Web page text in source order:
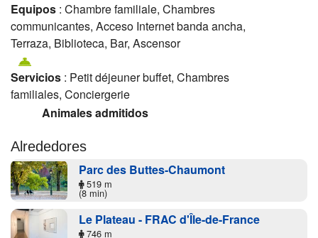
Equipos : Chambre familiale, Chambres
communicantes, Acceso Internet banda ancha,
Terraza, Biblioteca, Bar, Ascensor
Servicios : Petit déjeuner buffet, Chambres
familiales, Conciergerie
Animales admitidos
Alrededores
Parc des Buttes-Chaumont
519 m
(8 min)
Le Plateau - FRAC d'Île-de-France
746 m